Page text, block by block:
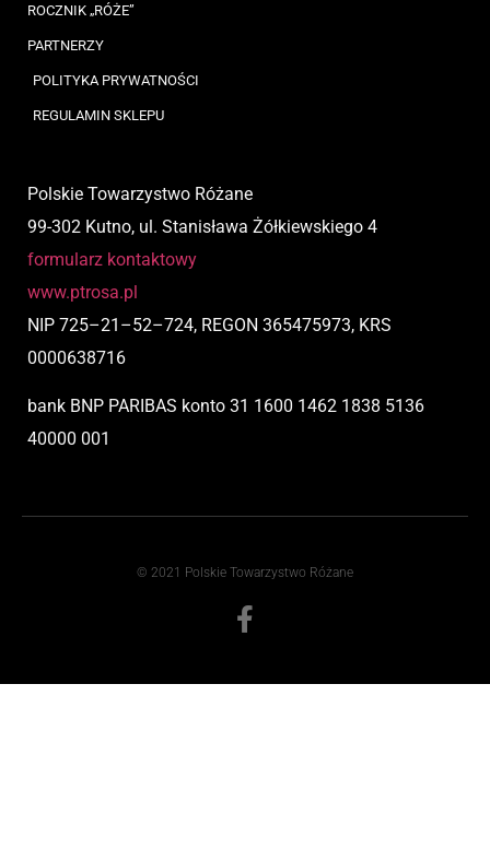
ROCZNIK „RÓŻE”
PARTNERZY
POLITYKA PRYWATNOŚCI
REGULAMIN SKLEPU
Polskie Towarzystwo Różane
99-302 Kutno, ul. Stanisława Żółkiewskiego 4
formularz kontaktowy
www.ptrosa.pl
NIP 725–21 –52–724, REGON 365475973, KRS
0000638716
bank BNP PARIBAS konto 31 1600 1462 1838 5136
40000 001
© 2021 Polskie Towarzystwo Różane